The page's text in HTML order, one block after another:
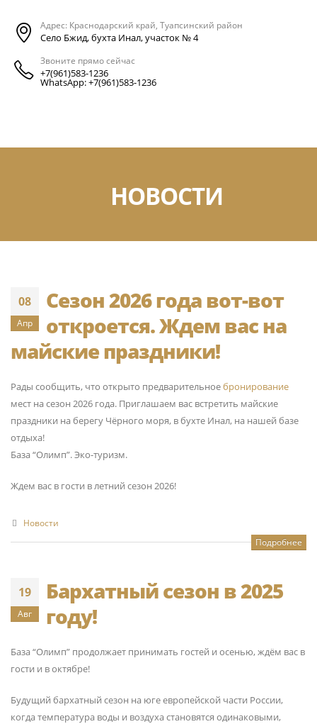
Адрес: Краснодарский край, Туапсинский район
Село Бжид, бухта Инал, участок № 4
Звоните прямо сейчас
+7(961)583-1236
WhatsApp: +7(961)583-1236
НОВОСТИ
08
Апр
Сезон 2026 года вот-вот
откроется. Ждем вас на
майские праздники!
Рады сообщить, что открыто предварительноебронирование
мест на сезон 2026 года. Приглашаем вас встретить майские
праздники на берегу Чёрного моря, в бухте Инал, на нашей базе
отдыха!
База “Олимп”. Эко-туризм.
Ждем вас в гости в летний сезон 2026!
Новости
Подробнее
19
Авг
Бархатный сезон в 2025
году!
База “Олимп” продолжает принимать гостей и осенью, ждём вас в
гости и в октябре!
Будущий бархатный сезон на юге европейской части России,
когда температура воды и воздуха становятся одинаковыми,